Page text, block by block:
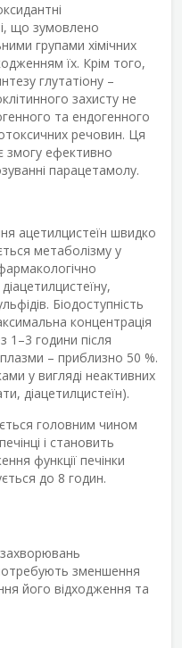
що зумовлено
групами хімічних
їх. Крім того,
глутатіону –
захисту не
та ендогенного
речовин. Ця
змогу ефективно
парацетамолу.
ацетилцистеїн швидко
метаболізму у
Біодоступність
концентрація
1–3 години після
– приблизно 50 %.
у вигляді неактивних
діацетилцистеїн).
головним чином
і становить
функції печінки
до 8 годин.
зменшення
його відходження та